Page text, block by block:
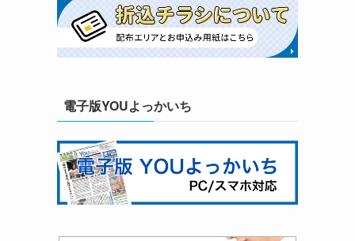
電子版YOUよっかいち